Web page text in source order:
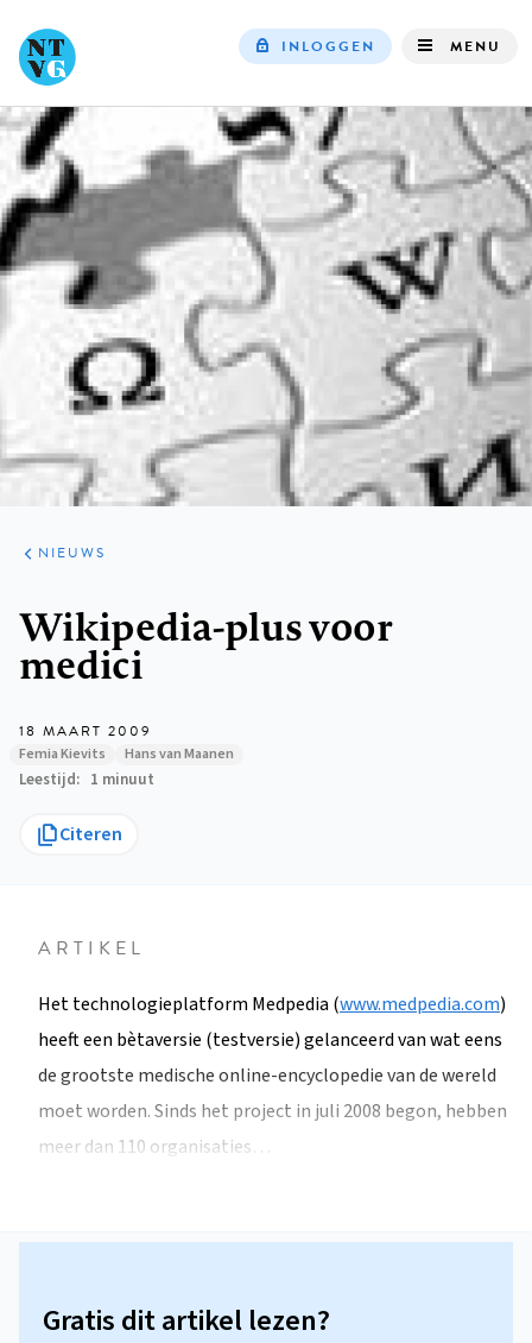
navigation
INLOGGEN MENU
ARTIKELEN
HET
KORT
NIEUWS
Wikipedia-plus voor
medici
18 MAART 2009
Femia Kievits Hans van Maanen
Leestijd 1 minuut
Citeren
ARTIKEL
Het technologieplatform Medpedia (www.medpedia.com)
heeft een bètaversie (testversie) gelanceerd van wat eens
de grootste medische online-encyclopedie van de wereld
moet worden. Sinds het project in juli 2008 begon, hebben
meer dan 110 organisaties…
Gratis dit artikel lezen?